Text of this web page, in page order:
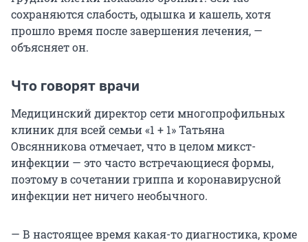
сохраняются слабость, одышка и кашель, хотя
прошло время после завершения лечения, —
объясняет он.
Что говорят врачи
Медицинский директор сети многопрофильных
клиник для всей семьи «1 + 1» Татьяна
Овсянникова отмечает, что в целом микст-
инфекции — это часто встречающиеся формы,
поэтому в сочетании гриппа и коронавирусной
инфекции нет ничего необычного.
— В настоящее время какая-то диагностика, кроме